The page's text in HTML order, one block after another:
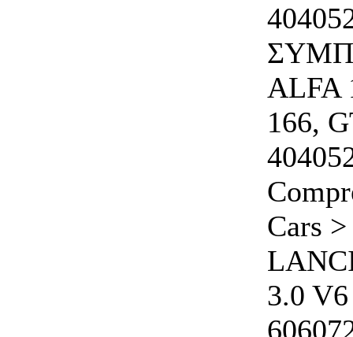
ALFA
166,
Cars
3.0